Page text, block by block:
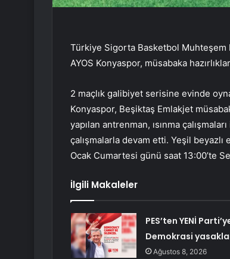
Türkiye Sigorta Basketbol Muhteşem
AYOS Konyaspor, müsabaka
2 maçlık galibiyet serisine evinde
Konyaspor, Beşiktaş Emlakjet
yapılan antrenman, ısınma
çalışmalarla devam etti. Yeşil beyazlı
Ocak Cumartesi günü saat 13:00’te
İlgili Makaleler
PES’ten YENİ
Demokrasi
Ağustos 8, 2026